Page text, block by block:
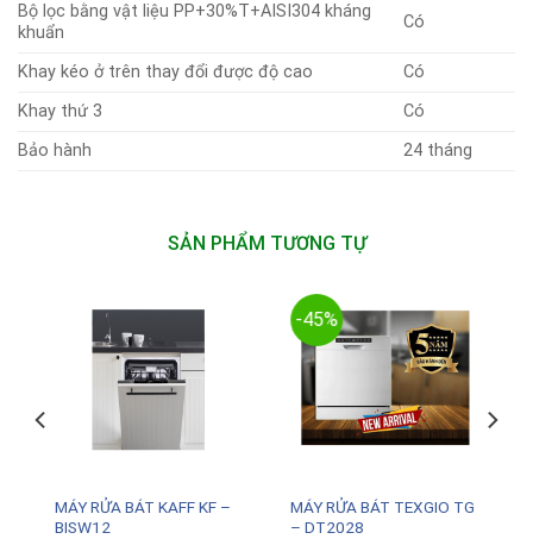
Bộ lọc bằng vật liệu PP+30%T+AISI304 kháng
khuẩn
Có
Khay kéo ở trên thay đổi được độ cao
Có
Khay thứ 3
Có
Bảo hành
24 tháng
SẢN PHẨM TƯƠNG TỰ
MÁY RỬA BÁT KAFF KF –
BISW12
-45%
MÁY RỬA BÁT TEXGIO TG
– DT2028